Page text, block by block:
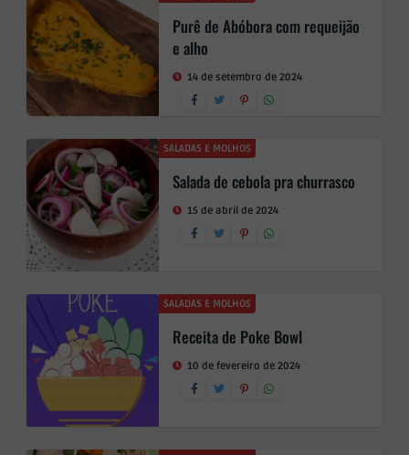
Purê de Abóbora com requeijão
e alho
14 de setembro de 2024
SALADAS E MOLHOS
Salada de cebola pra churrasco
15 de abril de 2024
SALADAS E MOLHOS
Receita de Poke Bowl
10 de fevereiro de 2024